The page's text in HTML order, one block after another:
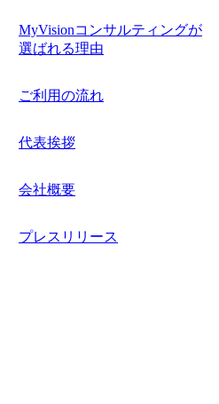
MyVisionコンサルティングが
選ばれる理由
ご利用の流れ
代表挨拶
会社概要
プレスリリース